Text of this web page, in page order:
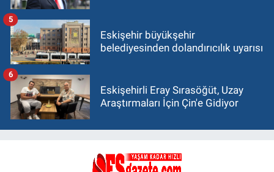
Eskişehir büyükşehir
belediyesinden dolandırıcılık uyarısı
5
Eskişehirli Eray Sırasöğüt, Uzay
Araştırmaları İçin Çin'e Gidiyor
6